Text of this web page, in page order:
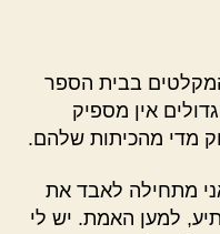
בבית הספר
אין מספיק
מדי מהכיתות שלהם.
מתחילה לאבד את
למען האמת. יש לי